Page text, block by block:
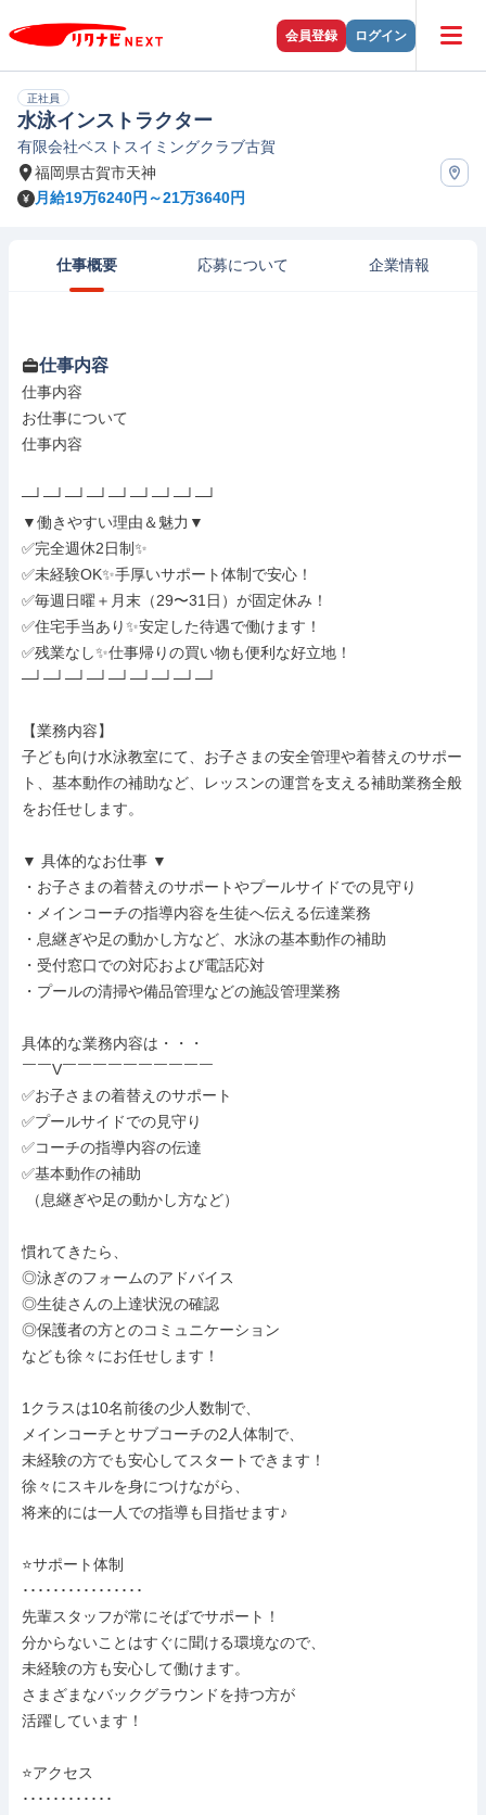
会員登録 ログイン
正社員
水泳インストラクター
有限会社ベストスイミングクラブ古賀
福岡県古賀市天神
月給19万6240円～21万3640円
仕事概要 応募について 企業情報
仕事内容
仕事内容
お仕事について
仕事内容
─┘─┘─┘─┘─┘─┘─┘─┘─┘
▼働きやすい理由＆魅力▼
✅完全週休2日制✨
✅未経験OK✨手厚いサポート体制で安心！
✅毎週日曜＋月末（29〜31日）が固定休み！
✅住宅手当あり✨安定した待遇で働けます！
✅残業なし✨仕事帰りの買い物も便利な好立地！
─┘─┘─┘─┘─┘─┘─┘─┘─┘
【業務内容】
子ども向け水泳教室にて、お子さまの安全管理や着替えのサポー
ト、基本動作の補助など、レッスンの運営を支える補助業務全般
をお任せします。
▼ 具体的なお仕事 ▼
・お子さまの着替えのサポートやプールサイドでの見守り
・メインコーチの指導内容を生徒へ伝える伝達業務
・息継ぎや足の動かし方など、水泳の基本動作の補助
・受付窓口での対応および電話応対
・プールの清掃や備品管理などの施設管理業務
具体的な業務内容は・・・
￣￣V￣￣￣￣￣￣￣￣￣￣
✅お子さまの着替えのサポート
✅プールサイドでの見守り
✅コーチの指導内容の伝達
✅基本動作の補助
慣れてきたら、
◎泳ぎのフォームのアドバイス
◎生徒さんの上達状況の確認
◎保護者の方とのコミュニケーション
なども徐々にお任せします！
1クラスは10名前後の少人数制で、
メインコーチとサブコーチの2人体制で、
未経験の方でも安心してスタートできます！
徐々にスキルを身につけながら、
将来的には一人での指導も目指せます♪
⭐サポート体制
････････････････
先輩スタッフが常にそばでサポート！
分からないことはすぐに聞ける環境なので、
未経験の方も安心して働けます。
さまざまなバックグラウンドを持つ方が
活躍しています！
⭐アクセス
････････････